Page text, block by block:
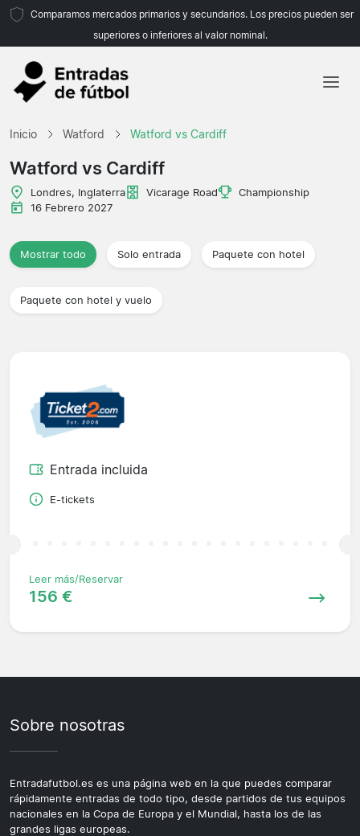
Comparamos mercados primarios y secundarios. Los precios pueden ser
superiores o inferiores al valor nominal.
Inicio Watford Watford vs Cardiff
Watford vs Cardiff
Londres, Inglaterra Vicarage Road
Championship
16 Febrero 2027
Mostrar todo Solo entrada Paquete con hotel
Paquete con hotel y vuelo
Entrada incluida
E-tickets
Leer más/Reservar
156 €
Sobre nosotras
Entradafutbol.es es una página web en la que puedes comparar
rápidamente entradas de todo tipo, desde partidos de tus equipos
nacionales en la Copa de Europa y el Mundial, hasta los de las
grandes ligas europeas.